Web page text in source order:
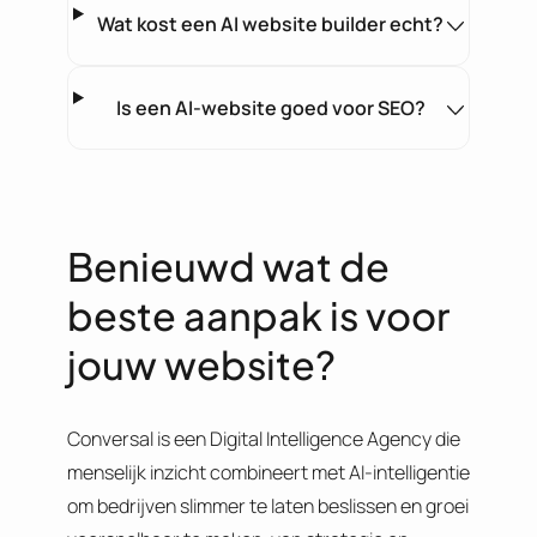
Wat kost een AI website builder echt?
Is een AI-website goed voor SEO?
Benieuwd wat de
beste aanpak is voor
jouw website?
Conversal is een Digital Intelligence Agency die
menselijk inzicht combineert met AI-intelligentie
om bedrijven slimmer te laten beslissen en groei